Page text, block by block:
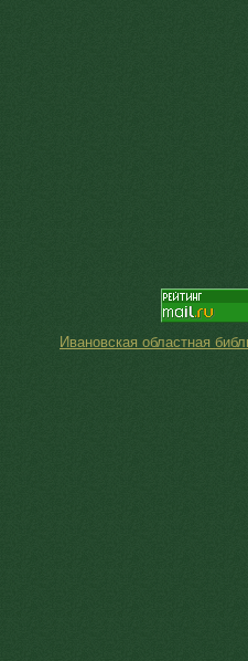
Ивановская областная